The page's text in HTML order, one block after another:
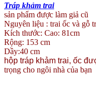
Tráp khảm trai
sản phẩm được làm giả cũ
Nguyên liệu : trai ốc và gỗ
Kích thước: Cao: 81cm
Rộng: 153 cm
Dầy:40 cm
hộp tráp khảm trai, ốc
trọng cho ngôi nhà của bạn